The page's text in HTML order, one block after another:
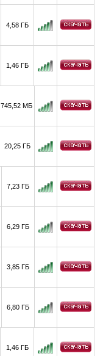
4,58 ГБ
1,46 ГБ
745,52 МБ
20,25 ГБ
7,23 ГБ
6,29 ГБ
3,85 ГБ
6,80 ГБ
1,46 ГБ